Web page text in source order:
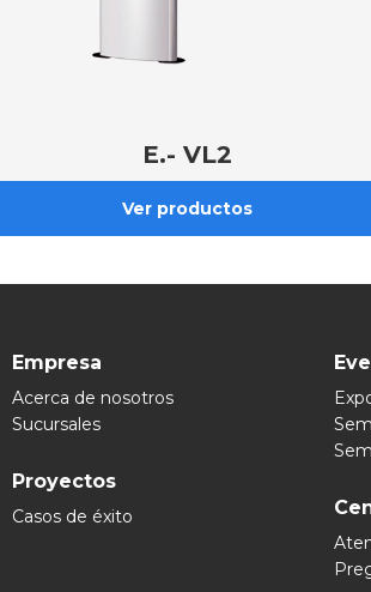
E.- VL2
Empresa
Acerca de nosotros
Sucursales
Proyectos
Casos de éxito